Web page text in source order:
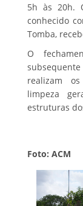
5h às 20h.
conhecido
Tomba,
O
realizam
limpeza
estruturas
Foto: ACM